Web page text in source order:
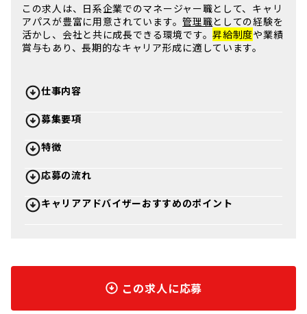
この求人は、 日系企業でのマネージャー職として、 キャリ
アパスが豊富に用意されています。管理職としての経験を
活かし、会社と共に成長できる環境です。昇給制度や業績
賞与もあり、長期的なキャリア形成に適しています。
仕事内容
募集要項
特徴
応募の流れ
キャリアアドバイザーおすすめのポイント
この求人に応募